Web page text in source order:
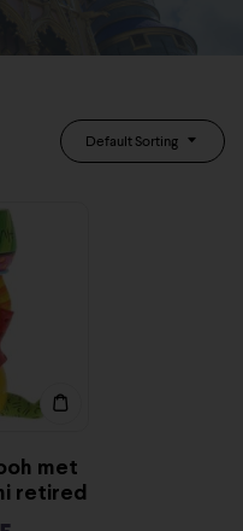
Default Sorting
met
retired